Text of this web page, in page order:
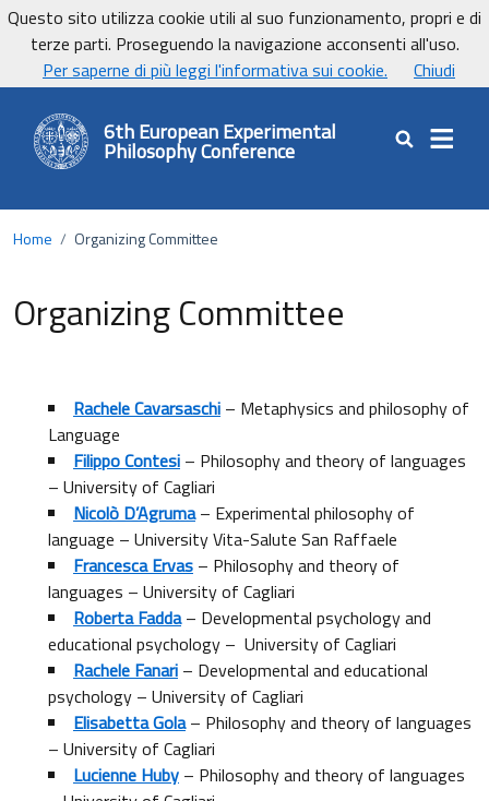
Vai ai contenuti
Vai al footer
UniCa - Università degli studi di Cagliari
UnicaNews
6th European Experimental
Philosophy Conference Cerca nel sito
Home / Organizing Committee
Organizing Committee
Rachele Cavarsaschi – Metaphysics and philosophy of
Language
Filippo Contesi – Philosophy and theory of languages
– University of Cagliari
Nicolò D’Agruma– Experimental philosophy of
language – University Vita-Salute San Raffaele
Francesca Ervas – Philosophy and theory of
languages – University of Cagliari
Roberta Fadda– Developmental psychology and
educational psychology – University of Cagliari
Rachele Fanari – Developmental and educational
psychology – University of Cagliari
Elisabetta Gola– Philosophy and theory of languages
– University of Cagliari
Lucienne Huby – Philosophy and theory of languages
Questo sito utilizza cookie utili al suo funzionamento, propri e di
terze parti. Proseguendo la navigazione acconsenti all'uso.
Per saperne di più leggi l'informativa sui cookie.
Chiudi